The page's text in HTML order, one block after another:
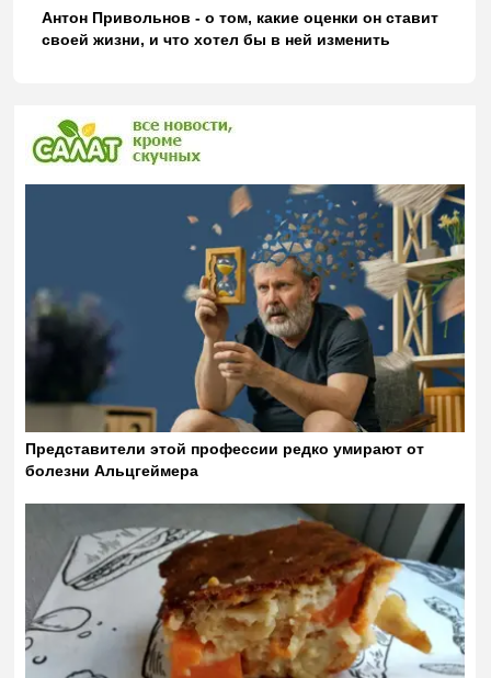
Антон Привольнов - о том, какие оценки он ставит
своей жизни, и что хотел бы в ней изменить